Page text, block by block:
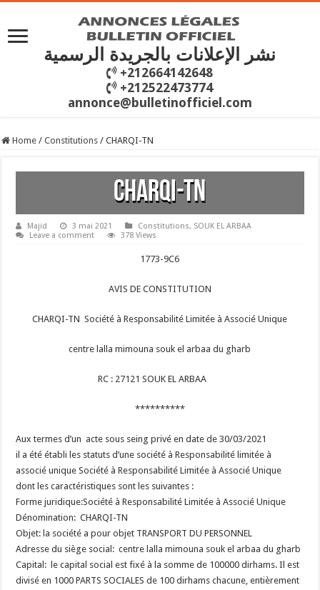
نشر الإعلانات بالجريدة الرسمية
+212664142648
+212522473774
annonce@bulletinofficiel.com
Home / Constitutions / CHARQI-TN
CHARQI-TN
Majid 3 mai 2021 Constitutions, SOUK EL ARBAA
Leave a comment
378 Views
1773-9C6
AVIS DE CONSTITUTION
CHARQI-TN Société à Responsabilité Limitée à Associé Unique
centre lalla mimouna souk el arbaa du gharb
RC : 27121 SOUK EL ARBAA
**********
Aux termes d’un acte sous seing privé en date de 30/03/2021
il a été établi les statuts d’une société à Responsabilité limitée à
associé unique Société à Responsabilité Limitée à Associé Unique
dont les caractéristiques sont les suivantes :
Forme juridique:Société à Responsabilité Limitée à Associé Unique
Dénomination: CHARQI-TN
Objet: la société a pour objet TRANSPORT DU PERSONNEL
Adresse du siège social: centre lalla mimouna souk el arbaa du gharb
Capital: le capital social est fixé à la somme de 100000 dirhams. Il est
divisé en 1000 PARTS SOCIALES de 100 dirhams chacune, entièrement